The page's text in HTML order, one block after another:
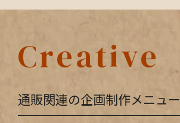
Creative
通販関連の企画制作メニュー